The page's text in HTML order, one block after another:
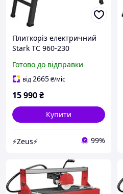
Плиткоріз електричний
Stark TC 960-230
Готово до відправки
від2665₴/міс
15 990₴
Купити
⚡Zeus⚡ 99%